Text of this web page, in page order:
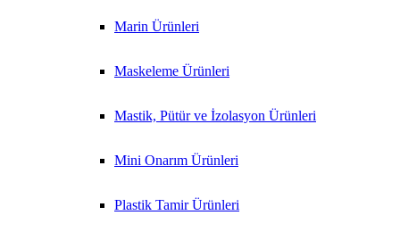
Marin Ürünleri
Maskeleme Ürünleri
Mastik, Pütür ve İzolasyon Ürünleri
Mini Onarım Ürünleri
Plastik Tamir Ürünleri